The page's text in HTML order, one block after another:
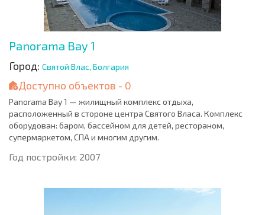
Panorama Bay 1
Город: Святой Влас, Болгария
Доступно объектов - 0
Panorama Bay 1 — жилищный комплекс отдыха,
расположенный в стороне центра Святого Власа. Комплекс
оборудован: баром, бассейном для детей, рестораном,
супермаркетом, СПА и многим другим.
Год постройки: 2007